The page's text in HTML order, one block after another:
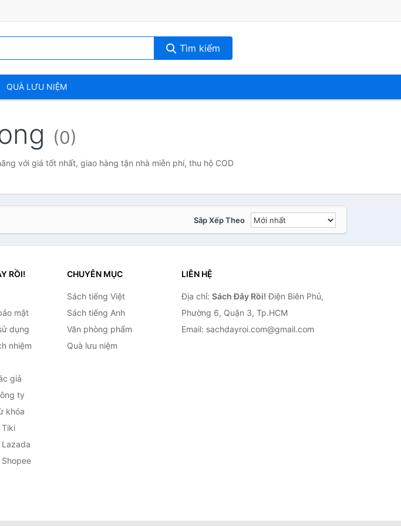
Tìm kiếm
QUÀ LƯU NIỆM
(0)
với giá tốt nhất, giao hàng tận nhà miễn phí, thu hộ COD
Sắp Xếp Theo
RỒI!
mật
dụng
nhiệm
giả
ty
khóa
CHUYÊN MỤC
Sách tiếng Việt
Sách tiếng Anh
Văn phòng phẩm
Quà lưu niệm
LIÊN HỆ
Địa chỉ: Sách Đây Rồi! Điện Biên Phủ,
Phường 6, Quận 3, Tp.HCM
Email: sachdayroi.com@gmail.com